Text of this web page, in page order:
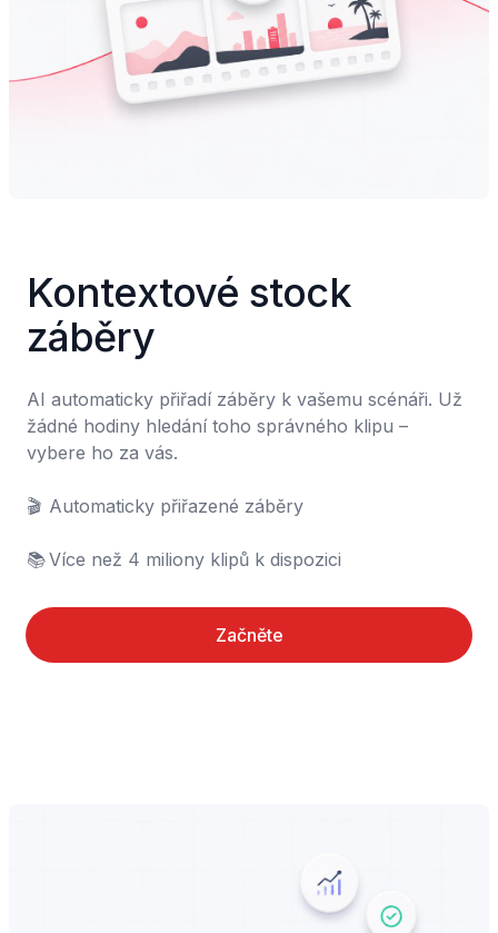
Kontextové stock
záběry
AI automaticky přiřadí záběry k vašemu scénáři. Už
žádné hodiny hledání toho správného klipu –
vybere ho za vás.
🎬	Automaticky přiřazené záběry
📚	Více než 4 miliony klipů k dispozici
Začněte